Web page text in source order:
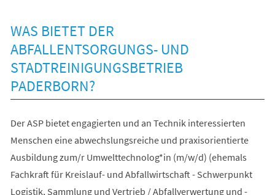
neuen
Tab)
WAS BIETET DER
ABFALLENTSORGUNGS- UND
STADTREINIGUNGSBETRIEB
PADERBORN?
Der ASP bietet engagierten und an Technik interessierten
Menschen eine abwechslungsreiche und praxisorientierte
Ausbildung zum/r Umwelttechnolog*in (m/w/d) (ehemals
Fachkraft für Kreislauf- und Abfallwirtschaft - Schwerpunkt
Logistik, Sammlung und Vertrieb / Abfallverwertung und -